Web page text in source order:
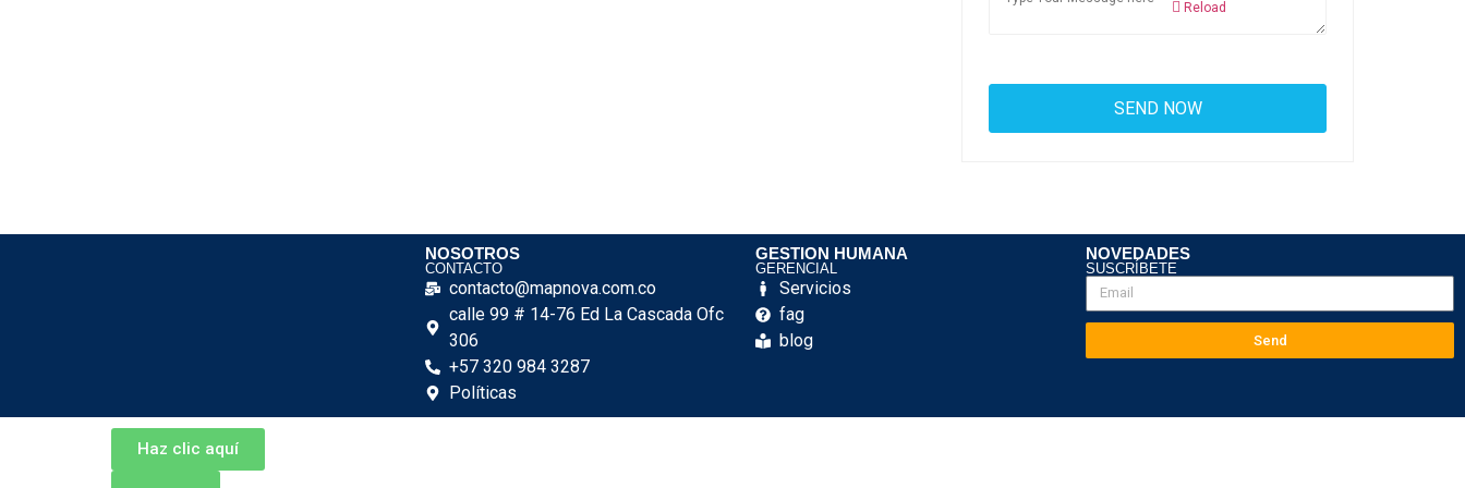
Reload
NOSOTROS
CONTACTO
contacto@mapnova.com.co
calle 99 # 14-76 Ed La Cascada Ofc
306
+57 320 984 3287
Políticas
GESTION HUMANA
GERENCIAL
Servicios
fag
blog
NOVEDADES
SUSCRÍBETE
Send
Haz clic aquí